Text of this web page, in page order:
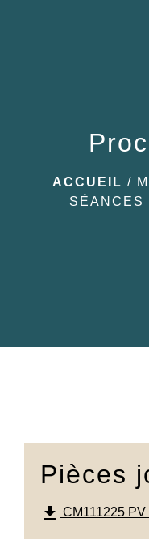
ACCUEIL /
SÉANCES
Pièces
file_download CM111225